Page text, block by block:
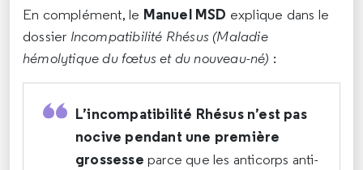
En complément, le Manuel MSD explique dans le
dossier Incompatibilité Rhésus (Maladie
hémolytique du fœtus et du nouveau-né) :
L’incompatibilité Rhésus n’est pas
nocive pendant une première
grossesse parce que les anticorps anti-